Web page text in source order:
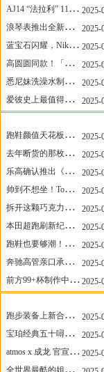
AJ14 “法拉利” 11年后回归，红色超跑气场全开
2025-
浪琴表推出全新先行者系列祖鲁时间1925腕表
2025-
蓝宝石闪耀，Nike Air Max DN8 华丽变身
2025-
高圆圆同款！「赤足New Balance」新联名曝光，铺货了
2025-
悉尼妹洗澡水制成肥皂开启售卖！男粉：这肥皂能吃吗？
2025-
爱彼史上最值得看的大展！揭秘150年传奇制表背后
2025-
跑鞋颜值天花板？日常也能帅一脸
2025-
去年断货的那枚表， CASIO指环表又要发售了
2025-
乐高确认推出《哥斯拉》积木，这设计也太酷了！
2025-
帅到不想坐！Tom Sachs x Helinox 这把露营椅太炸了
2025-
拆开这颗巧克力，居然是皮卡丘？
2025-
本田超跑刷新纪录了！700万元成交价
2025-
跑鞋也要够潮！昂跑 x Slam Jam 联名即将发售
2025-
奔驰高管亲口承认：电动G级，完全失败了！
2025-
前方99+杯制作中！「爷爷不泡茶」苹果狗、桃桃喵，今夏顶流潮饮！
2025-
跑步装备上新合集，最近有什么可以关注的呢？
2025-
宝珀经典五十噚家族再添新员 适配所有腕围的38mm小表径腕表亮相
2025-
atmos x 成龙 官宣，《警察故事》联名短袖公布！
2025-
全世界最酷的姐姐，和Nike联名的鞋要来了！